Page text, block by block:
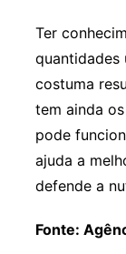
Ter
quantidades
costuma
tem ainda
pode
ajuda a
defende a
Fonte: